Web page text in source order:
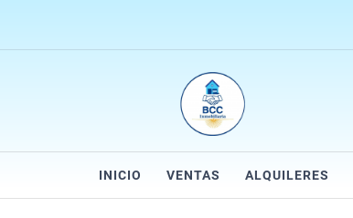
INICIO VENTAS ALQUILERES